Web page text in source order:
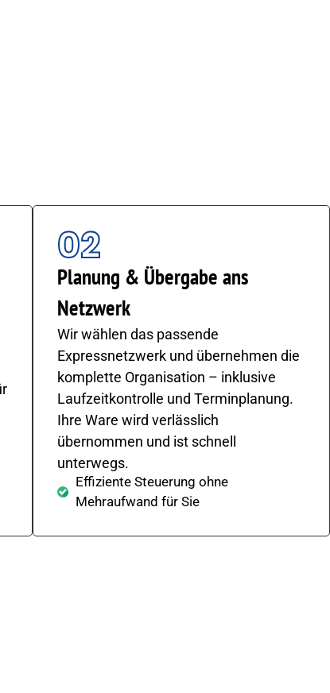
02
Planung & Übergabe ans
Netzwerk
Wir wählen das passende
Expressnetzwerk und übernehmen die
komplette Organisation – inklusive
Laufzeitkontrolle und Terminplanung.
Ihre Ware wird verlässlich
übernommen und ist schnell
unterwegs.
Effiziente Steuerung ohne
Mehraufwand für Sie